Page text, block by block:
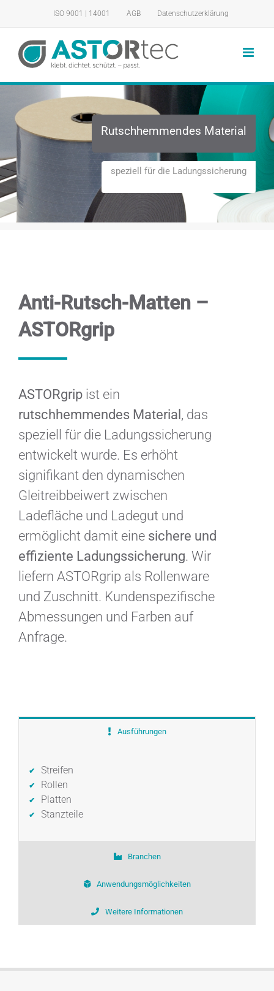
ISO 9001 | 14001 AGB Datenschutzerklärung
Rutschhemmendes Material
speziell für die Ladungssicherung
Anti-Rutsch-Matten –
ASTORgrip
ASTORgrip ist ein
rutschhemmendes Material , das
speziell für die Ladungssicherung
entwickelt wurde. Es erhöht
signifikant den dynamischen
Gleitreibbeiwert zwischen
Ladefläche und Ladegut und
ermöglicht damit eine sichere und
effiziente Ladungssicherung. Wir
liefern ASTORgrip als Rollenware
und Zuschnitt. Kundenspezifische
Abmessungen und Farben auf
Anfrage.
Ausführungen
Streifen
Rollen
Platten
Stanzteile
Branchen
Anwendungsmöglichkeiten
Weitere Informationen